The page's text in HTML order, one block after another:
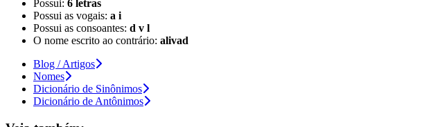
Possui: 6 letras
Possui as vogais: a i
Possui as consoantes: d v l
O nome escrito ao contrário: alivad
Blog / Artigos
Nomes
Dicionário de Sinônimos
Dicionário de Antônimos